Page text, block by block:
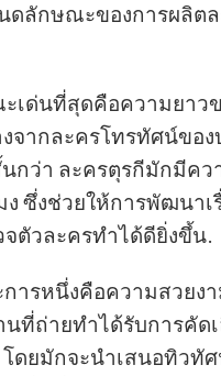
ดลักษณะของการผลิต
เด่นที่สุดคือความยาว
จากละครโทรทัศน์ของ
กว่า ละครตุรกีมักมีคว
ซึ่งช่วยให้การพัฒนาเ
จตัวละครทำได้ดียิ่งขึ้น.
การหนึ่งคือความสวยง
ที่ถ่ายทำได้รับการคัด
ดยมักจะนำเสนอทิวทั